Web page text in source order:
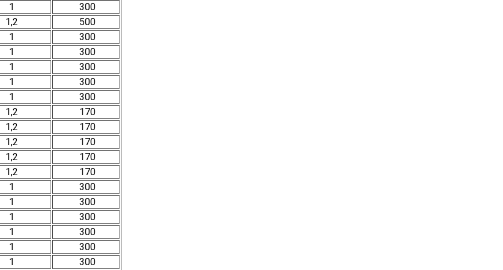
1
300
1,2
500
1
300
1
300
1
300
1
300
1
300
1,2
170
1,2
170
1,2
170
1,2
170
1,2
170
1
300
1
300
1
300
1
300
1
300
1
300